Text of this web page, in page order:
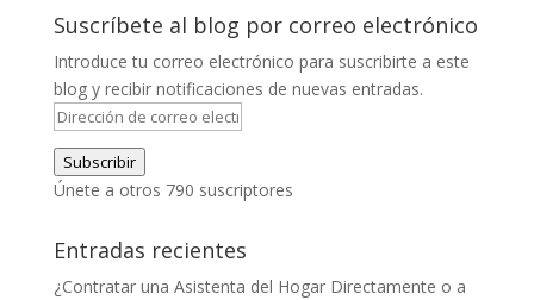
Suscríbete al blog por correo electrónico
Introduce tu correo electrónico para suscribirte a este
blog y recibir notificaciones de nuevas entradas.
Dirección
de
correo
electrónico
Subscribir
Únete a otros 790 suscriptores
Entradas recientes
¿Contratar una Asistenta del Hogar Directamente o a